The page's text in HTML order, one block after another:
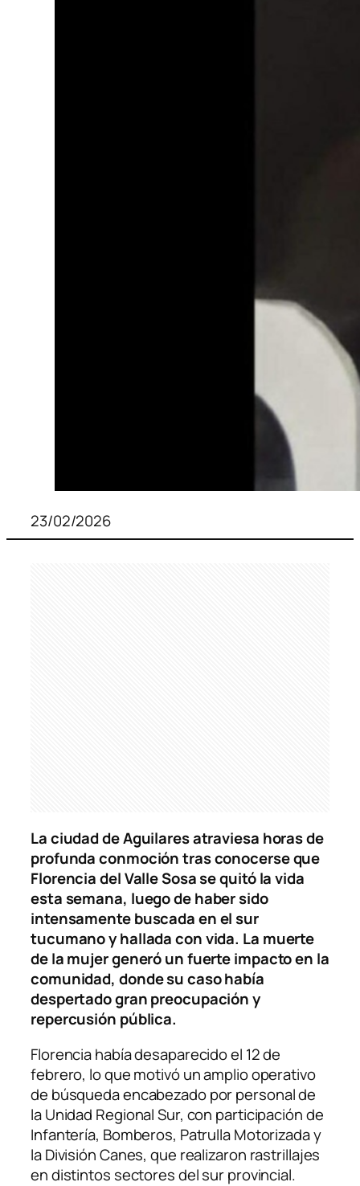
23/02/2026
La ciudad de Aguilares atraviesa horas de
profunda conmoción tras conocerse que
Florencia del Valle Sosa se quitó la vida
esta semana, luego de haber sido
intensamente buscada en el sur
tucumano y hallada con vida. La muerte
de la mujer generó un fuerte impacto en la
comunidad, donde su caso había
despertado gran preocupación y
repercusión pública.
Florencia había desaparecido el 12 de
febrero, lo que motivó un amplio operativo
de búsqueda encabezado por personal de
la Unidad Regional Sur, con participación de
Infantería, Bomberos, Patrulla Motorizada y
la División Canes, que realizaron rastrillajes
en distintos sectores del sur provincial.